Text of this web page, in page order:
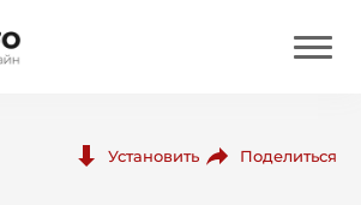
Установить Поделиться